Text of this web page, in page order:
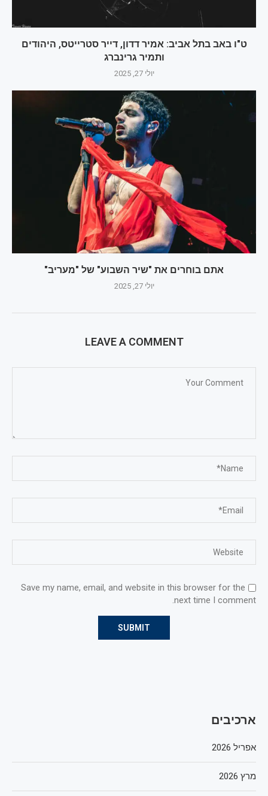
ט"ו באב בתל אביב: אמיר דדון, דייר סטרייטס, היהודים
ותמיר גרינברג
יולי 27, 2025
אתם בוחרים את "שיר השבוע" של "מעריב"
יולי 27, 2025
LEAVE A COMMENT
Save my name, email, and website in this browser for the
next time I comment.
ארכיבים
אפריל 2026
מרץ 2026